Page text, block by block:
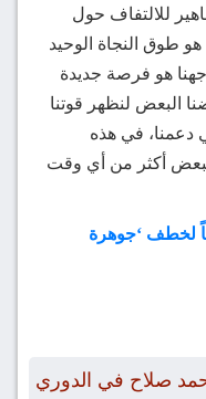
للالتفاف حول
هو طوق النجاة الوحيد
هو فرصة جديدة
البعض لنظهر قوتنا
دعمنا، في هذه
أكثر من أي وقت
لخطف ‘جوهرة
صلاح في الدوري